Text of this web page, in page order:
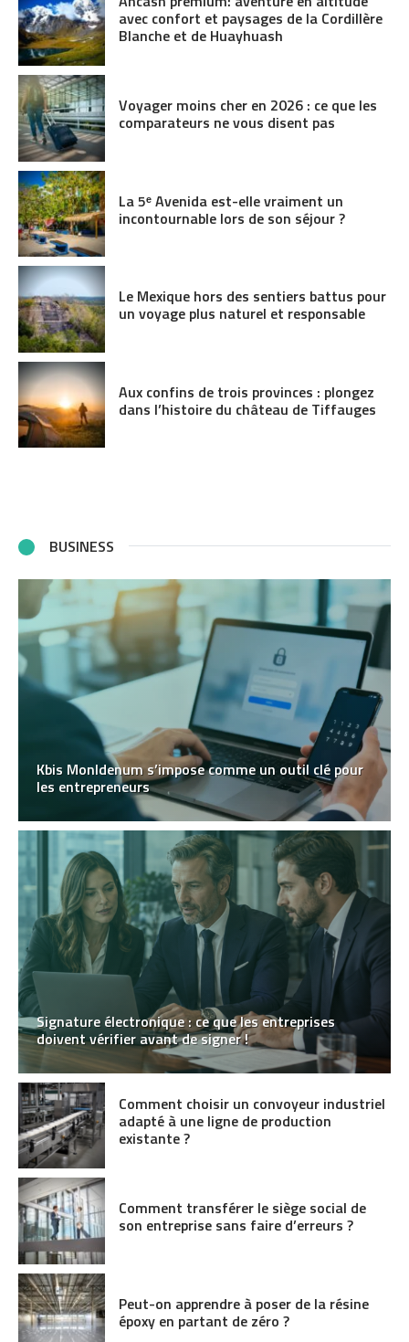
avec confort et paysages de la Cordillère
Blanche et de Huayhuash
Voyager moins cher en 2026 : ce que les
comparateurs ne vous disent pas
La 5ᵉ Avenida est-elle vraiment un
incontournable lors de son séjour ?
Le Mexique hors des sentiers battus pour
un voyage plus naturel et responsable
Aux confins de trois provinces : plongez
dans l’histoire du château de Tiffauges
BUSINESS
Kbis MonIdenum s’impose comme un outil clé pour
les entrepreneurs
Signature électronique : ce que les entreprises
doivent vérifier avant de signer !
Comment choisir un convoyeur industriel
adapté à une ligne de production
existante ?
Comment transférer le siège social de
son entreprise sans faire d’erreurs ?
Peut-on apprendre à poser de la résine
époxy en partant de zéro ?